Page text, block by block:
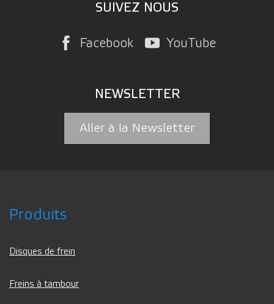
SUIVEZ NOUS
Facebook YouTube
NEWSLETTER
Aller à la Newsletter
Produits
Disques de frein
Freins à tambour